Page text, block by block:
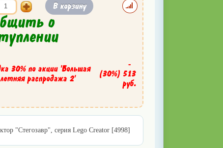
В корзину
о
30% по акции 'Большая
летняя распродажа 2'
(30%)
-
513
руб.
"Стегозавр", серия Lego Creator [4998]